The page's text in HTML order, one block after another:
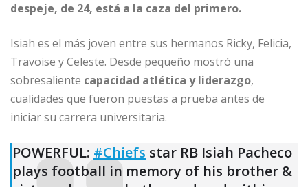
despeje, de 24, está a la caza del primero.
Isiah es el más joven entre sus hermanos Ricky, Felicia,
Travoise y Celeste. Desde pequeño mostró una
sobresaliente capacidad atlética y liderazgo,
cualidades que fueron puestas a prueba antes de
iniciar su carrera universitaria.
POWERFUL: #Chiefs star RB Isiah Pacheco
plays football in memory of his brother &